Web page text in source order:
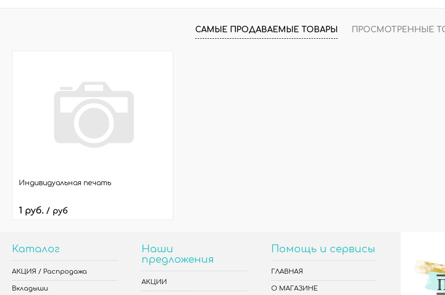
Быстрый заказ
Сравнить
Быстрый заказ
Сравнить
Быстрый заказ
Сравнить
Размер:
Быстрый
САМЫЕ ПРОДАВАЕМЫЕ ТОВАРЫ ПРОСМОТРЕННЫЕ
Индивидуальная печать
1 руб. / руб
Каталог
АКЦИЯ / Распродажа
Вкладыши
Наши
предложения
АКЦИИ
Помощь и сервисы
ГЛАВНАЯ
О МАГАЗИНЕ